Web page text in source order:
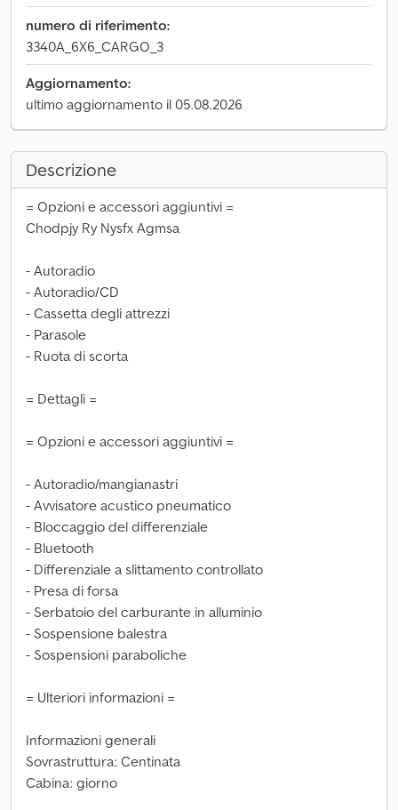
numero di riferimento:
3340A_6X6_CARGO_3
Aggiornamento:
ultimo aggiornamento il 05.08.2026
Descrizione
= Opzioni e accessori aggiuntivi =
Chodpjy Ry Nysfx Agmsa
- Autoradio
- Autoradio/CD
- Cassetta degli attrezzi
- Parasole
- Ruota di scorta
= Dettagli =
= Opzioni e accessori aggiuntivi =
- Autoradio/mangianastri
- Avvisatore acustico pneumatico
- Bloccaggio del differenziale
- Bluetooth
- Differenziale a slittamento controllato
- Presa di forsa
- Serbatoio del carburante in alluminio
- Sospensione balestra
- Sospensioni paraboliche
= Ulteriori informazioni =
Informazioni generali
Sovrastruttura: Centinata
Cabina: giorno